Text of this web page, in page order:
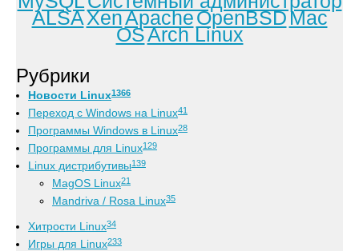
ALSAXenApacheOpenBSDMac
OSArch Linux
Рубрики
Новости Linux1366
Переход с Windows на Linux41
Программы Windows в Linux28
Программы для Linux129
Linux дистрибутивы139
MagOS Linux21
Mandriva / Rosa Linux35
Хитрости Linux34
Игры для Linux233